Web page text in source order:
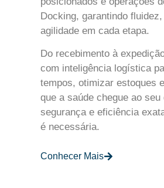
Docking, garantindo
agilidade em cada etapa.
Do recebimento à
com inteligência logística
tempos, otimizar estoques
que a saúde chegue ao seu
segurança e eficiência
é necessária.
Conhecer Mais